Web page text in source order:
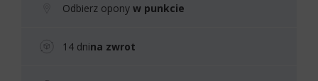
Odbierz opony w punkcie
14 dnina zwrot